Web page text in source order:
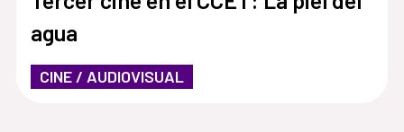
agua
CINE / AUDIOVISUAL